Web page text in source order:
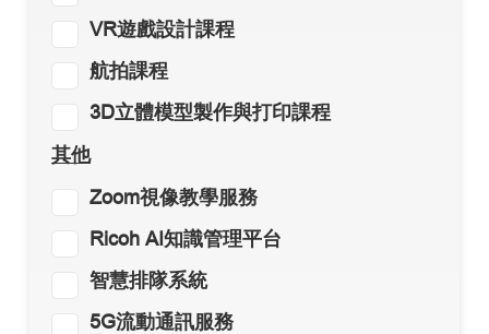
VR遊戲設計課程
航拍課程
3D立體模型製作與打印課程
其他
Zoom視像教學服務
Ricoh AI知識管理平台
智慧排隊系統
5G流動通訊服務